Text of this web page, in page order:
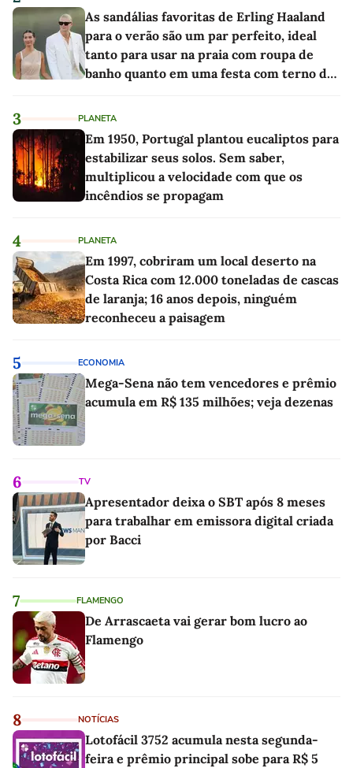
As sandálias favoritas de Erling Haaland
para o verão são um par perfeito, ideal
tanto para usar na praia com roupa de
banho quanto em uma festa com terno de
3 PLANETA
Em 1950, Portugal plantou eucaliptos para
estabilizar seus solos. Sem saber,
multiplicou a velocidade com que os
incêndios se propagam
4 PLANETA
Em 1997, cobriram um local deserto na
Costa Rica com 12.000 toneladas de cascas
de laranja; 16 anos depois, ninguém
reconheceu a paisagem
5 ECONOMIA
Mega-Sena não tem vencedores e prêmio
acumula em R$ 135 milhões; veja dezenas
6 TV
Apresentador deixa o SBT após 8 meses
para trabalhar em emissora digital criada
por Bacci
7 FLAMENGO
De Arrascaeta vai gerar bom lucro ao
Flamengo
8 NOTÍCIAS
Lotofácil 3752 acumula nesta segunda-
feira e prêmio principal sobe para R$ 5